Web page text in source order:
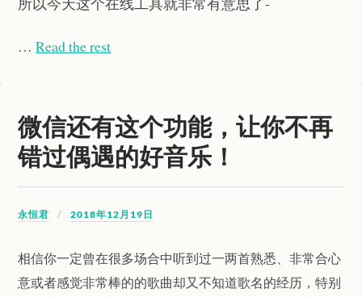
…Read the rest
微信还有这个功能，让你不再
错过偶遇的好音乐！
永恒君 2018年12月19日
相信你一定曾在很多场合中听到过一两首熟悉、非常合心
意或者感觉非常棒的的歌曲却又不知道歌名的经历，特别